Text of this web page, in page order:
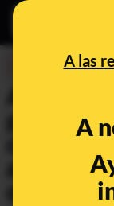
A las
A
cómo se